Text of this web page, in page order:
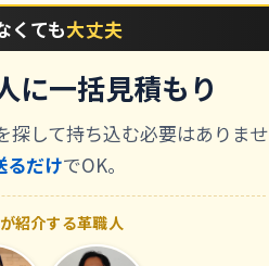
くても大丈夫
に一括見積もり
探して持ち込む必要はありませ
るだけでOK。
紹介する革職人